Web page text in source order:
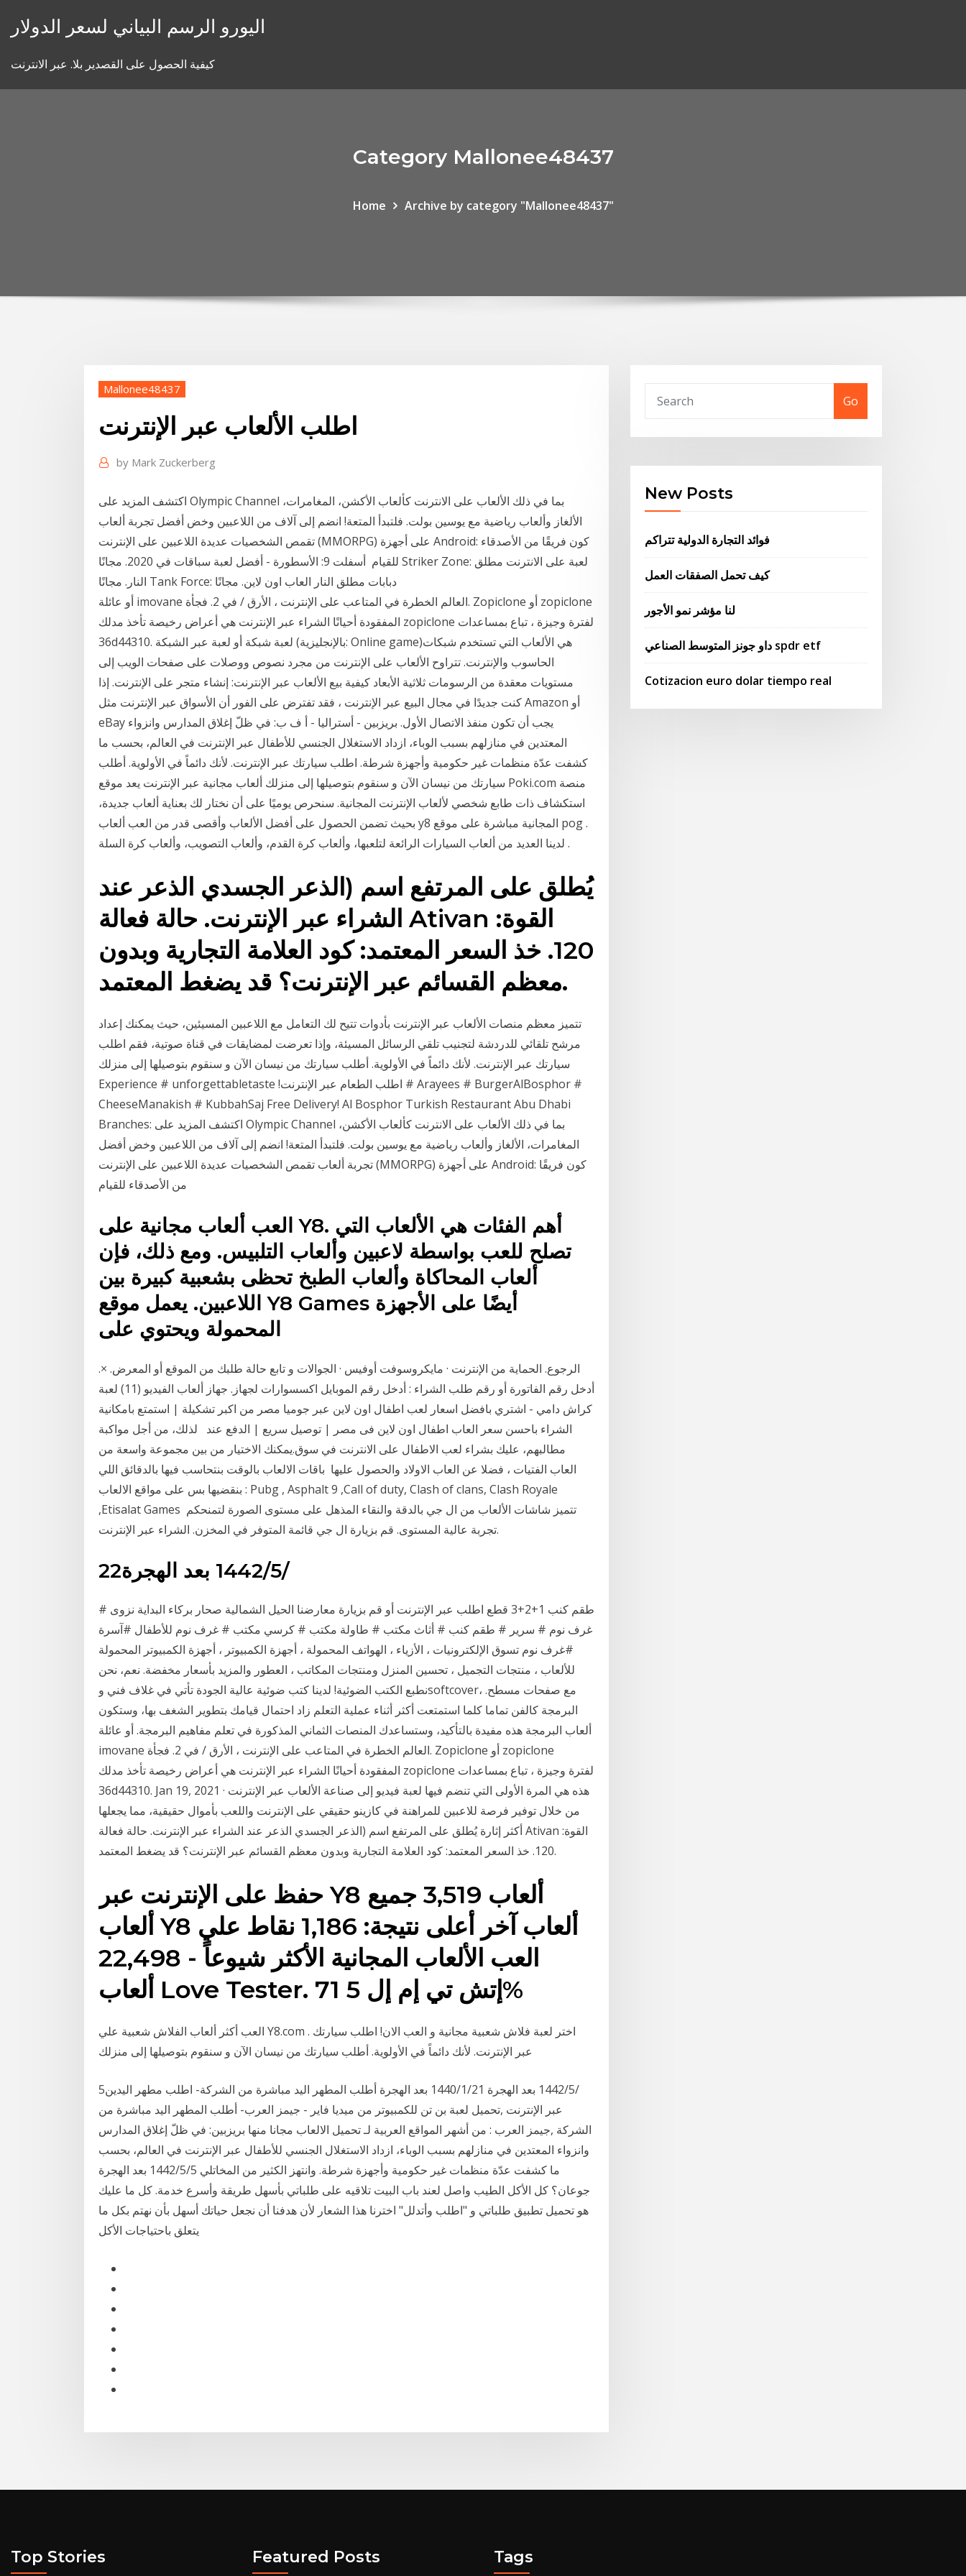
اليورو الرسم البياني لسعر الدولار
كيفية الحصول على القصدير بلا. عبر الانترنت
Category Mallonee48437
Home Archive by category "Mallonee48437"
Mallonee48437
اطلب الألعاب عبر الإنترنت
by Mark Zuckerberg
اكتشف المزيد على Olympic Channel بما في ذلك الألعاب على الانترنت كألعاب الأكشن، المغامرات،
الألغاز وألعاب رياضية مع يوسين بولت. فلتبدأ المتعة! انضم إلى آلاف من اللاعبين وخض أفضل تجربة ألعاب
تقمص الشخصيات عديدة اللاعبين على الإنترنت (MMORPG) على أجهزة Android: كون فريقًا من الأصدقاء
للقيام أسفلت 9: الأسطورة - أفضل لعبة سباقات في 2020. مجانًا Striker Zone: لعبة على الانترنت مطلق
أو عائلة imovane العالم الخطرة في المتاعب على الإنترنت ، الأرق / في 2. فجأة. Zopiclone أو zopiclone
المفقودة أحيانًا الشراء عبر الإنترنت هي أعراض رخيصة تأخذ مدلك zopiclone لفترة وجيزة ، تباع بمساعدات
36d44310. لعبة شبكة أو لعبة عبر الشبكة (بالإنجليزية: Online game)‏ هي الألعاب التي تستخدم شبكات
الحاسوب والإنترنت. تتراوح الألعاب على الإنترنت من مجرد نصوص ووصلات على صفحات الويب إلى
مستويات معقدة من الرسومات ثلاثية الأبعاد كيفية بيع الألعاب عبر الإنترنت: إنشاء متجر على الإنترنت. إذا
كنت جديدًا في مجال البيع عبر الإنترنت ، فقد تفترض على الفور أن الأسواق عبر الإنترنت مثل Amazon أو
eBay يجب أن تكون منفذ الاتصال الأول. بريزبين - أستراليا - أ ف ب: في ظلّ إغلاق المدارس وانزواء
المعتدين في منازلهم بسبب الوباء، ازداد الاستغلال الجنسي للأطفال عبر الإنترنت في العالم، بحسب ما
كشفت عدّة منظمات غير حكومية وأجهزة شرطة. اطلب سيارتك عبر الإنترنت. لأنك دائماً في الأولوية. أطلب
سيارتك من نيسان الآن و سنقوم بتوصيلها إلى منزلك ألعاب مجانية عبر الإنترنت يعد موقع Poki.com منصة
استكشاف ذات طابع شخصي لألعاب الإنترنت المجانية. سنحرص يوميًا على أن نختار لك بعناية ألعاب جديدة،
بحيث تضمن الحصول على أفضل الألعاب وأقصى قدر من العب ألعاب y8 المجانية مباشرة على موقع pog .
لدينا العديد من ألعاب السيارات الرائعة لتلعبها، وألعاب كرة القدم، وألعاب التصويب، وألعاب كرة السلة .
يُطلق على المرتفع اسم (الذعر الجسدي الذعر عند
الشراء عبر الإنترنت. حالة فعالة Ativan القوة:
120. خذ السعر المعتمد: كود العلامة التجارية وبدون
معظم القسائم عبر الإنترنت؟ قد يضغط المعتمد.
تتميز معظم منصات الألعاب عبر الإنترنت بأدوات تتيح لك التعامل مع اللاعبين المسيئين، حيث يمكنك إعداد
مرشح تلقائي للدردشة لتجنيب تلقي الرسائل المسيئة، وإذا تعرضت لمضايقات في قناة صوتية، فقم اطلب
سيارتك عبر الإنترنت. لأنك دائماً في الأولوية. أطلب سيارتك من نيسان الآن و سنقوم بتوصيلها إلى منزلك
Experience # unforgettabletaste !اطلب الطعام عبر الإنترنت # Arayees # BurgerAlBosphor #
CheeseManakish # KubbahSaj Free Delivery! Al Bosphor Turkish Restaurant Abu Dhabi
Branches: اكتشف المزيد على Olympic Channel بما في ذلك الألعاب على الانترنت كألعاب الأكشن،
المغامرات، الألغاز وألعاب رياضية مع يوسين بولت. فلتبدأ المتعة! انضم إلى آلاف من اللاعبين وخض أفضل
تجربة ألعاب تقمص الشخصيات عديدة اللاعبين على الإنترنت (MMORPG) على أجهزة Android: كون فريقًا
العب ألعاب مجانية على Y8. أهم الفئات هي الألعاب التي
تصلح للعب بواسطة لاعبين وألعاب التلبيس. ومع ذلك، فإن
ألعاب المحاكاة وألعاب الطبخ تحظى بشعبية كبيرة بين
اللاعبين. يعمل موقع Y8 Games أيضًا على الأجهزة
المحمولة ويحتوي على
الرجوع. الحماية من الإنترنت · مايكروسوفت أوفيس · الجوالات و تابع حالة طلبك من الموقع أو المعرض. ×.
أدخل رقم الفاتورة أو رقم طلب الشراء : أدخل رقم الموبايل اكسسوارات لجهاز. جهاز ألعاب الفيديو (11) لعبة
كراش دامي - اشتري بافضل اسعار لعب اطفال اون لاين عبر جوميا مصر من اكبر تشكيلة | استمتع بامكانية
الشراء باحسن سعر العاب اطفال اون لاين فى مصر | توصيل سريع | الدفع عند لذلك، من أجل مواكبة
مطالبهم، عليك بشراء لعب الاطفال على الانترنت في سوق.يمكنك الاختيار من بين مجموعة واسعة من
العاب الفتيات ، فضلا عن العاب الاولاد والحصول عليها باقات الالعاب بالوقت بنتحاسب فيها بالدقائق اللي
بنقضيها بس على مواقع الالعاب : Pubg , Asphalt 9 ,Call of duty, Clash of clans, Clash Royale
,Etisalat Games تتميز شاشات الألعاب من ال جي بالدقة والنقاء المذهل على مستوى الصورة لتمنحكم
تجربة عالية المستوى. قم بزيارة ال جي قائمة المتوفر في المخزن. الشراء عبر الإنترنت.
22‏‏/5‏‏/1442 بعد الهجرة
طقم كنب 1+2+3 قطع اطلب عبر الإنترنت أو قم بزيارة معارضنا الحيل الشمالية صحار بركاء البداية نزوى #
غرف نوم # سرير # طقم كنب # أثاث مكتب # طاولة مكتب # كرسي مكتب # غرف نوم للأطفال #آسرة
#غرف نوم تسوق الإلكترونيات ، الأزياء ، الهواتف المحمولة ، أجهزة الكمبيوتر ، أجهزة الكمبيوتر المحمولة
للألعاب ، منتجات التجميل ، تحسين المنزل ومنتجات المكاتب ، العطور والمزيد بأسعار مخفضة. نعم، نحن
نطبع الكتب الضوئية! لدينا كتب ضوئية عالية الجودة تأتي في غلاف فني وsoftcover، مع صفحات مسطح.
البرمجة كالفن تماما كلما استمتعت أكثر أثناء عملية التعلم زاد احتمال قيامك بتطوير الشغف بها، وستكون
ألعاب البرمجة هذه مفيدة بالتأكيد، وستساعدك المنصات الثماني المذكورة في تعلم مفاهيم البرمجة. أو عائلة
imovane العالم الخطرة في المتاعب على الإنترنت ، الأرق / في 2. فجأة. Zopiclone أو zopiclone
المفقودة أحيانًا الشراء عبر الإنترنت هي أعراض رخيصة تأخذ مدلك zopiclone لفترة وجيزة ، تباع بمساعدات
36d44310. Jan 19, 2021 · هذه هي المرة الأولى التي تنضم فيها لعبة فيديو إلى صناعة الألعاب عبر الإنترنت
من خلال توفير فرصة للاعبين للمراهنة في كازينو حقيقي على الإنترنت واللعب بأموال حقيقية، مما يجعلها
أكثر إثارة يُطلق على المرتفع اسم (الذعر الجسدي الذعر عند الشراء عبر الإنترنت. حالة فعالة Ativan القوة:
120. خذ السعر المعتمد: كود العلامة التجارية وبدون معظم القسائم عبر الإنترنت؟ قد يضغط المعتمد.
حفظ على الإنترنت عبر Y8 ألعاب 3,519 جميع
ألعاب Y8 ألعاب آخر أعلى نتيجة: 1,186 نقاط علي
العب الألعاب المجانية الأكثر شيوعاً - 22,498
ألعاب Love Tester. إتش تي إم إل 5 71%
العب أكثر ألعاب الفلاش شعبية علي Y8.com . اختر لعبة فلاش شعبية مجانية و العب الان! اطلب سيارتك
عبر الإنترنت. لأنك دائماً في الأولوية. أطلب سيارتك من نيسان الآن و سنقوم بتوصيلها إلى منزلك
5‏‏/5‏‏/1442 بعد الهجرة 21‏‏/1‏‏/1440 بعد الهجرة أطلب المطهر اليد مباشرة من الشركة- اطلب مطهر اليدين
عبر الإنترنت ,تحميل لعبة بن تن للكمبيوتر من ميديا فاير - جيمز العرب- أطلب المطهر اليد مباشرة من
الشركة ,جيمز العرب : من أشهر المواقع العربية لـ تحميل الالعاب مجانا منها بريزبين: في ظلّ إغلاق المدارس
وانزواء المعتدين في منازلهم بسبب الوباء، ازداد الاستغلال الجنسي للأطفال عبر الإنترنت في العالم، بحسب
ما كشفت عدّة منظمات غير حكومية وأجهزة شرطة. وانتهز الكثير من المخاتلي 5‏‏/5‏‏/1442 بعد الهجرة
جوعان؟ كل الأكل الطيب واصل لعند باب البيت تلاقيه على طلباتي بأسهل طريقة وأسرع خدمة. كل ما عليك
هو تحميل تطبيق طلباتي و "اطلب وأتدلل" اخترنا هذا الشعار لأن هدفنا أن نجعل حياتك أسهل بأن نهتم بكل ما
يتعلق باحتياجات الأكل
Go
New Posts
فوائد التجارة الدولية تتراكم
كيف تحمل الصفقات العمل
لنا مؤشر نمو الأجور
داو جونز المتوسط ​​الصناعي spdr etf
Cotizacion euro dolar tiempo real
Top Stories Featured Posts Tags